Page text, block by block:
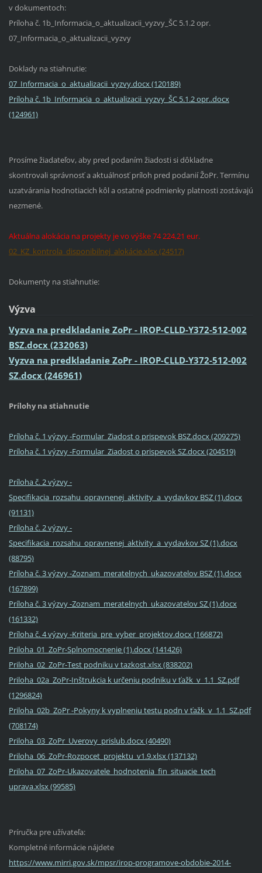
v dokumentoch:
Príloha č. 1b_Informacia_o_aktualizacii_vyzvy_ŠC 5.1.2 opr.
07_Informacia_o_aktualizacii_vyzvy
Doklady na stiahnutie:
07_Informacia_o_aktualizacii_vyzvy.docx (120189)
Príloha č. 1b_Informacia_o_aktualizacii_vyzvy_ŠC 5.1.2 opr..docx
(124961)
Prosíme žiadateľov, aby pred podaním žiadosti si dôkladne
skontrovali správnosť a aktuálnosť príloh pred podanií ŽoPr. Termínu
uzatvárania hodnotiacich kôl a ostatné podmienky platnosti zostávajú
nezmené.
Aktuálna alokácia na projekty je vo výške 74 224,21 eur.
02_KZ_kontrola_disponibilnej_alokácie.xlsx (24517)
Dokumenty na stiahnutie:
Výzva
Vyzva na predkladanie ZoPr - IROP-CLLD-Y372-512-002
BSZ.docx (232063)
Vyzva na predkladanie ZoPr - IROP-CLLD-Y372-512-002
SZ.docx (246961)
Prílohy na stiahnutie
Príloha č. 1 výzvy -Formular_Ziadost o prispevok BSZ.docx (209275)
Príloha č. 1 výzvy -Formular_Ziadost o prispevok SZ.docx (204519)
Príloha č. 2 výzvy -
Specifikacia_rozsahu_opravnenej_aktivity_a_vydavkov BSZ (1).docx
(91131)
Príloha č. 2 výzvy -
Specifikacia_rozsahu_opravnenej_aktivity_a_vydavkov SZ (1).docx
(88795)
Príloha č. 3 výzvy -Zoznam_meratelnych_ukazovatelov BSZ (1).docx
(167899)
Príloha č. 3 výzvy -Zoznam_meratelnych_ukazovatelov SZ (1).docx
(161332)
Príloha č. 4 výzvy -Kriteria_pre_vyber_projektov.docx (166872)
Priloha_01_ZoPr-Splnomocnenie (1).docx (141426)
Priloha_02_ZoPr-Test podniku v tazkost.xlsx (838202)
Priloha_02a_ZoPr-Inštrukcia k určeniu podniku v ťažk_v_1.1_SZ.pdf
(1296824)
Priloha_02b_ZoPr -Pokyny k vyplneniu testu podn v ťažk_v_1.1_SZ.pdf
(708174)
Priloha_03_ZoPr_Uverovy_prislub.docx (40490)
Priloha_06_ZoPr-Rozpocet_projektu_v1.9.xlsx (137132)
Priloha_07_ZoPr-Ukazovatele_hodnotenia_fin_situacie_tech
uprava.xlsx (99585)
Príručka pre užívateľa:
Kompletné informácie nájdete
https://www.mirri.gov.sk/mpsr/irop-programove-obdobie-2014-